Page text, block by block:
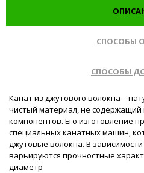
СПОСОБЫ
СПОСОБЫ
Канат из джутового волокна –
чистый материал, не содержащий
компонентов. Его изготовление
специальных канатных машин,
джутовые волокна. В
варьируются прочностные
диаметр